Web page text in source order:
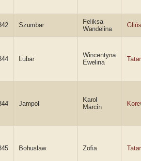
Szumbar
Feliksa
Wandelina
Lubar
Wincentyna
Ewelina
Jampol
Karol
Marcin
Bohusław Zofia